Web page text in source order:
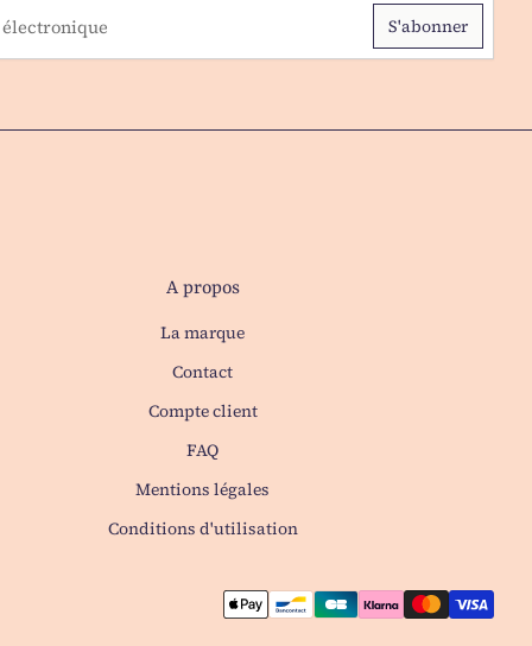
A propos
La marque
Contact
Compte client(le lien s'ouvre dans un nouvel
FAQ
Mentions légales
Conditions d'utilisation